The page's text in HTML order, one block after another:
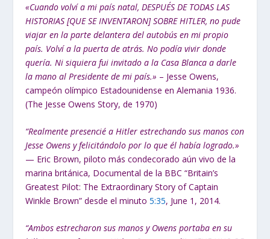
«Cuando volví a mi país natal, DESPUÉS DE TODAS LAS
HISTORIAS [QUE SE INVENTARON] SOBRE HITLER, no pude
viajar en la parte delantera del autobús en mi propio
país. Volví a la puerta de atrás. No podía vivir donde
quería. Ni siquiera fui invitado a la Casa Blanca a darle
la mano al Presidente de mi país.» – Jesse Owens,
campeón olímpico Estadounidense en Alemania 1936.
(The Jesse Owens Story, de 1970)
“Realmente presencié a Hitler estrechando sus manos con
Jesse Owens y felicitándolo por lo que él había logrado.»
— Eric Brown, piloto más condecorado aún vivo de la
marina británica, Documental de la BBC “Britain’s
Greatest Pilot: The Extraordinary Story of Captain
Winkle Brown” desde el minuto5:35, June 1, 2014.
“Ambos estrecharon sus manos y Owens portaba en su